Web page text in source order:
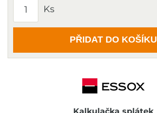
Ks
PŘIDAT DO KOŠÍKU
Kalkulačka splátek